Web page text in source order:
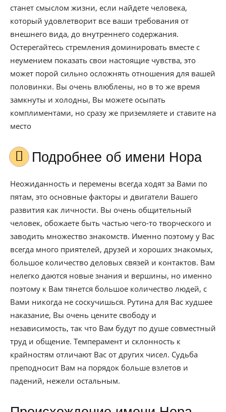
станет смыслом жизни, если найдете человека,
который удовлетворит все ваши требования от
внешнего вида, до внутреннего содержания.
Остерегайтесь стремления доминировать вместе с
неумением показать свои настоящие чувства, это
может порой сильно осложнять отношения для вашей
половинки. Вы очень влюблены, но в то же время
замкнуты и холодны, Вы можете осыпать
комплиментами, но сразу же приземляете и ставите на
место
Подробнее об имени Нора
Неожиданность и перемены всегда ходят за Вами по
пятам, это основные факторы и двигатели Вашего
развития как личности. Вы очень общительный
человек, обожаете быть частью чего-то творческого и
заводить множество знакомств. Именно поэтому у Вас
всегда много приятелей, друзей и хороших знакомых,
большое количество деловых связей и контактов. Вам
нелегко даются новые знания и вершины, но именно
поэтому к Вам тянется большое количество людей, с
Вами никогда не соскучишься. Рутина для Вас худшее
наказание, Вы очень цените свободу и
независимость, так что Вам будут по душе совместный
труд и общение. Темперамент и склонность к
крайностям отличают Вас от других чисел. Судьба
преподносит Вам на порядок больше взлетов и
падений, нежели остальным.